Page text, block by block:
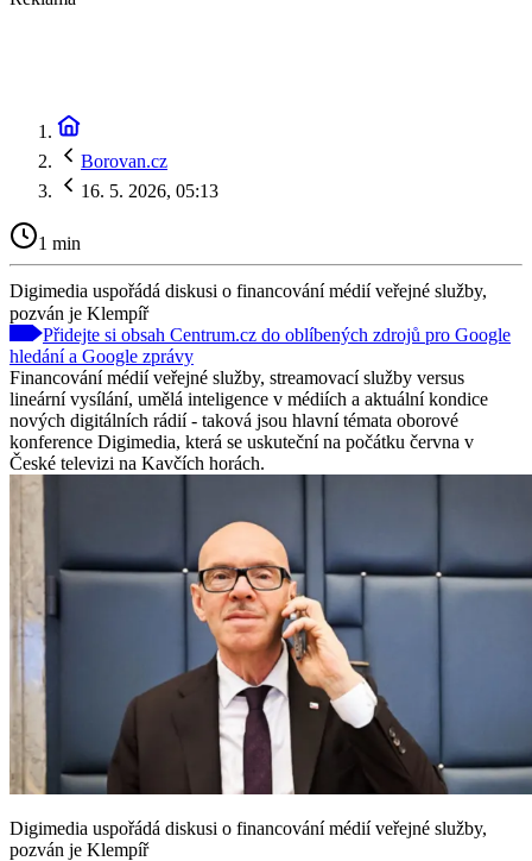
Borovan.cz
16. 5. 2026, 05:13
1 min
Digimedia uspořádá diskusi o financování médií veřejné služby,
pozván je Klempíř
Přidejte si obsah Centrum.cz do oblíbených zdrojů pro Google
hledání a Google zprávy
Financování médií veřejné služby, streamovací služby versus
lineární vysílání, umělá inteligence v médiích a aktuální kondice
nových digitálních rádií - taková jsou hlavní témata oborové
konference Digimedia, která se uskuteční na počátku června v
České televizi na Kavčích horách.
Digimedia uspořádá diskusi o financování médií veřejné služby,
pozván je Klempíř